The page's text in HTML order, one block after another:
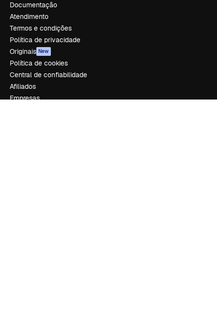
Documentação
Atendimento
Termos e condições
Política de privacidade
Originais New
Política de cookies
Central de confiabilidade
Afiliados
Empresas